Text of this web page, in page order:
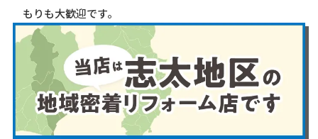
もりも大歓迎です。